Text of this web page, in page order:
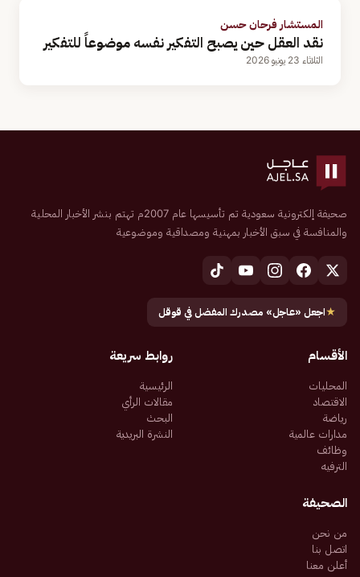
المستشار فرحان حسن
نقد العقل حين يصبح التفكير نفسه موضوعاً للتفكير
الثلاثاء 23 يونيو 2026
صحيفة إلكترونية سعودية تم تأسيسها عام 2007م تهتم بنشر الأخبار المحلية
والمنافسة في سبق الأخبار بمهنية ومصداقية وموضوعية
★اجعل «عاجل» مصدرك المفضل في قوقل
الأقسام
المحليات
الاقتصاد
رياضة
مدارات عالمية
وظائف
الترفيه
روابط سريعة
الرئيسية
مقالات الرأي
البحث
النشرة البريدية
الصحيفة
من نحن
اتصل بنا
أعلن معنا